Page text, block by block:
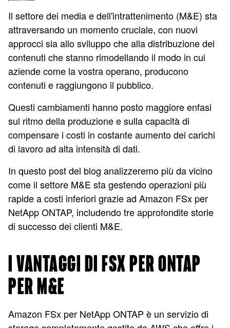
Il settore dei media e dell'intrattenimento (M&E) sta
attraversando un momento cruciale, con nuovi
approcci sia allo sviluppo che alla distribuzione dei
contenuti che stanno rimodellando il modo in cui
aziende come la vostra operano, producono
contenuti e raggiungono il pubblico.
Questi cambiamenti hanno posto maggiore enfasi
sul ritmo della produzione e sulla capacità di
compensare i costi in costante aumento dei carichi
di lavoro ad alta intensità di dati.
In questo post del blog analizzeremo più da vicino
come il settore M&E sta gestendo operazioni più
rapide a costi inferiori grazie ad Amazon FSx per
NetApp ONTAP, includendo tre approfondite storie
di successo dei clienti M&E.
I VANTAGGI DI FSX PER ONTAP
PER M&E
Amazon FSx per NetApp ONTAP è un servizio di